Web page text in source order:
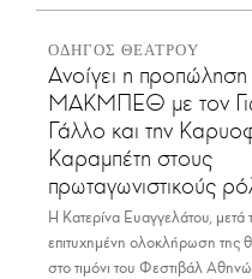
ΟΔΗΓΟΣ ΘΕΑΤΡΟΥ
Ανοίγει η προπώληση
ΜΑΚΜΠΕΘ με τον
Γάλλο και την
Καραμπέτη στους
πρωταγωνιστικούς
Η Κατερίνα Ευαγγελάτου, μετά
επιτυχημένη ολοκλήρωση της
στο τιμόνι του Φεστιβάλ